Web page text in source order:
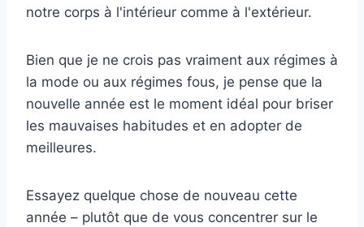
notre corps à l'intérieur comme à l'extérieur.
Bien que je ne crois pas vraiment aux régimes à
la mode ou aux régimes fous, je pense que la
nouvelle année est le moment idéal pour briser
les mauvaises habitudes et en adopter de
meilleures.
Essayez quelque chose de nouveau cette
année – plutôt que de vous concentrer sur le